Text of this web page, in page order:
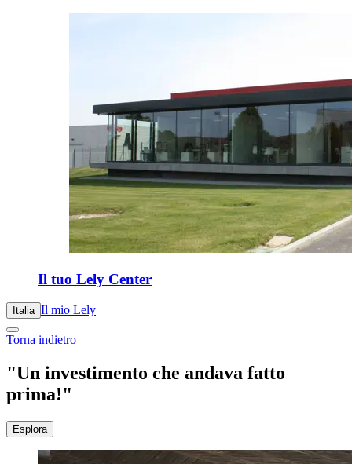
Il tuo Lely Center
Italia Il mio Lely
Torna indietro
"Un investimento che andava fatto
prima!"
Esplora